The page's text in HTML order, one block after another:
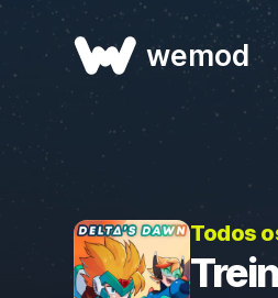
wemod
Todos